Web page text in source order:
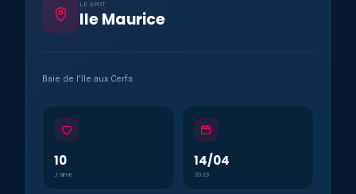
LE SPOT
Ile Maurice
Baie de l'île aux Cerfs
10
J’aime
14/04
2023